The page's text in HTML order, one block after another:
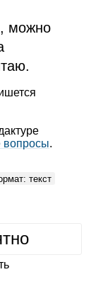
можно
вопросы.
текст